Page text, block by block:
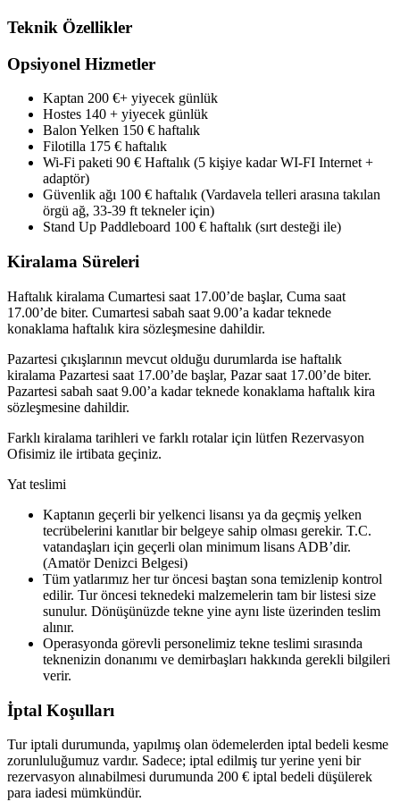
Teknik Özellikler
Opsiyonel Hizmetler
Kaptan 200 €+ yiyecek günlük
Hostes 140 + yiyecek günlük
Balon Yelken 150 € haftalık
Filotilla 175 € haftalık
Wi-Fi paketi 90 € Haftalık (5 kişiye kadar WI-FI Internet +
adaptör)
Güvenlik ağı 100 € haftalık (Vardavela telleri arasına takılan
örgü ağ, 33-39 ft tekneler için)
Stand Up Paddleboard 100 € haftalık (sırt desteği ile)
Kiralama Süreleri
Haftalık kiralama Cumartesi saat 17.00’de başlar, Cuma saat
17.00’de biter. Cumartesi sabah saat 9.00’a kadar teknede
konaklama haftalık kira sözleşmesine dahildir.
Pazartesi çıkışlarının mevcut olduğu durumlarda ise haftalık
kiralama Pazartesi saat 17.00’de başlar, Pazar saat 17.00’de biter.
Pazartesi sabah saat 9.00’a kadar teknede konaklama haftalık kira
sözleşmesine dahildir.
Farklı kiralama tarihleri ve farklı rotalar için lütfen Rezervasyon
Ofisimiz ile irtibata geçiniz.
Yat teslimi
Kaptanın geçerli bir yelkenci lisansı ya da geçmiş yelken
tecrübelerini kanıtlar bir belgeye sahip olması gerekir. T.C.
vatandaşları için geçerli olan minimum lisans ADB’dir.
(Amatör Denizci Belgesi)
Tüm yatlarımız her tur öncesi baştan sona temizlenip kontrol
edilir. Tur öncesi teknedeki malzemelerin tam bir listesi size
sunulur. Dönüşünüzde tekne yine aynı liste üzerinden teslim
alınır.
Operasyonda görevli personelimiz tekne teslimi sırasında
teknenizin donanımı ve demirbaşları hakkında gerekli bilgileri
verir.
İptal Koşulları
Tur iptali durumunda, yapılmış olan ödemelerden iptal bedeli kesme
zorunluluğumuz vardır. Sadece; iptal edilmiş tur yerine yeni bir
rezervasyon alınabilmesi durumunda 200 € iptal bedeli düşülerek
para iadesi mümkündür.